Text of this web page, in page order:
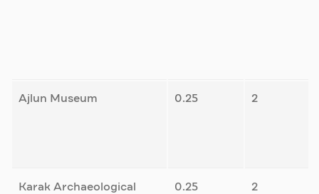
Ajlun Museum 0.25 2
Karak Archaeological
0.25 2